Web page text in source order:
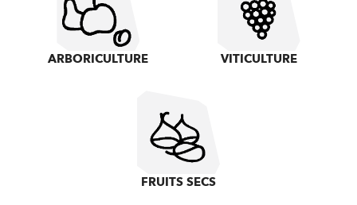
ARBORICULTURE VITICULTURE
FRUITS SECS